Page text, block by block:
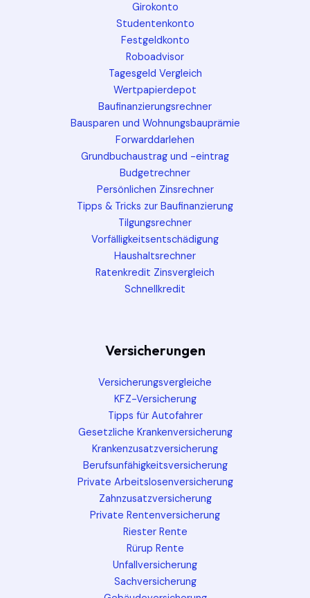
Girokonto
Studentenkonto
Festgeldkonto
Roboadvisor
Tagesgeld Vergleich
Wertpapierdepot
Baufinanzierungsrechner
Bausparen und Wohnungsbauprämie
Forwarddarlehen
Grundbuchaustrag und -eintrag
Budgetrechner
Persönlichen Zinsrechner
Tipps & Tricks zur Baufinanzierung
Tilgungsrechner
Vorfälligkeitsentschädigung
Haushaltsrechner
Ratenkredit Zinsvergleich
Schnellkredit
Versicherungen
Versicherungsvergleiche
KFZ-Versicherung
Tipps für Autofahrer
Gesetzliche Krankenversicherung
Krankenzusatzversicherung
Berufsunfähigkeitsversicherung
Private Arbeitslosenversicherung
Zahnzusatzversicherung
Private Rentenversicherung
Riester Rente
Rürup Rente
Unfallversicherung
Sachversicherung